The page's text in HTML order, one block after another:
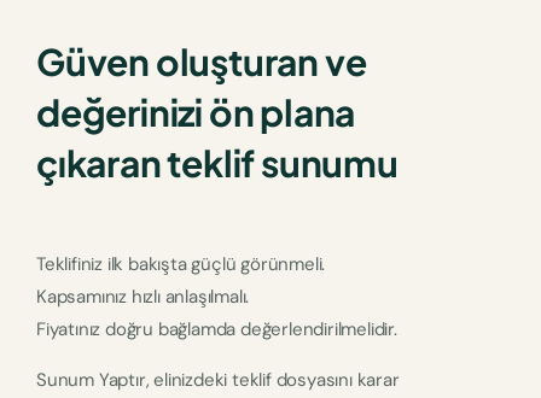
Güven oluşturan ve
değerinizi ön plana
çıkaran teklif sunumu
Teklifiniz ilk bakışta güçlü görünmeli.
Kapsamınız hızlı anlaşılmalı.
Fiyatınız doğru bağlamda değerlendirilmelidir.
Sunum Yaptır, elinizdeki teklif dosyasını karar